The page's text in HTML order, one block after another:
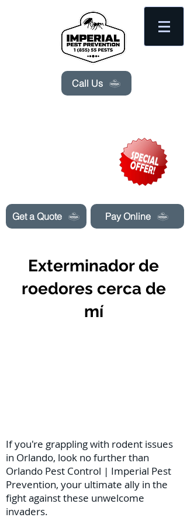
Get a Quote
Call Us
Pay Online
Exterminador de
roedores cerca de
mí
If you're grappling with rodent issues
in Orlando, look no further than
Orlando Pest Control | Imperial Pest
Prevention, your ultimate ally in the
fight against these unwelcome
invaders.